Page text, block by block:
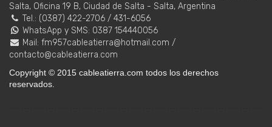
Salta, Oficina 19 B, Ciudad de Salta - Salta, Argentina
Tel.: (0387) 422-2706 / 431-6056
WhatsApp y SMS: 0387 154440056
Mail: fm957cableatierra@hotmail.com /
contacto@cableatierra.com
Copyright © 2015 cableatierra.com todos los derechos
reservados.